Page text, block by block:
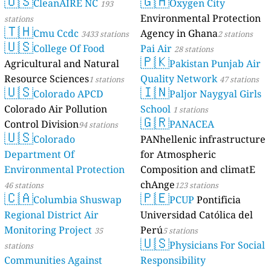
CleanAIRE NC 193
stations
🇹🇭Cmu Ccdc 3433 stations
🇺🇸College Of Food
Agricultural and Natural
Resource Sciences1 stations
🇺🇸Colorado APCD
Colorado Air Pollution
Control Division94 stations
🇺🇸Colorado
Department Of
Environmental Protection
46 stations
🇨🇦Columbia Shuswap
Regional District Air
Monitoring Project 35
stations
Communities Against
Oxygen City
Environmental Protection
Agency in Ghana2 stations
Pai Air 28 stations
🇵🇰Pakistan Punjab Air
Quality Network 47 stations
🇮🇳Paljor Naygyal Girls
School 1 stations
🇬🇷PANACEA
PANhellenic infrastructure
for Atmospheric
Composition and climatE
chAnge123 stations
🇵🇪PCUP Pontificia
Universidad Católica del
Perú5 stations
🇺🇸Physicians For Social
Responsibility